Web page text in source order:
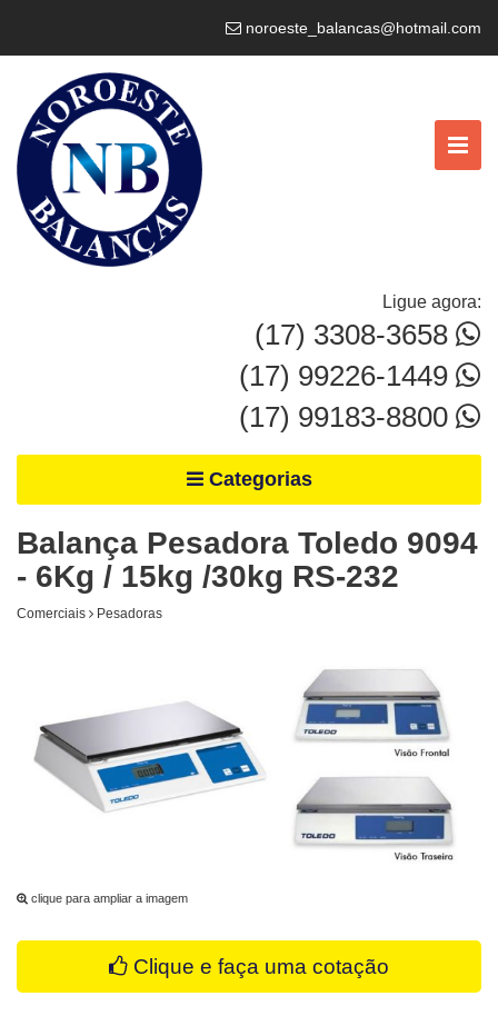
noroeste_balancas@hotmail.com
Ligue agora:
(17) 3308-3658
(17) 99226-1449
(17) 99183-8800
Categorias
Balança Pesadora Toledo 9094
- 6Kg / 15kg /30kg RS-232
Comerciais Pesadoras
clique para ampliar a imagem
Clique e faça uma cotação